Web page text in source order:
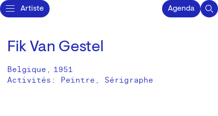
Artiste Agenda
Fik Van Gestel
Belgique , 1951
Activités: Peintre Sérigraphe